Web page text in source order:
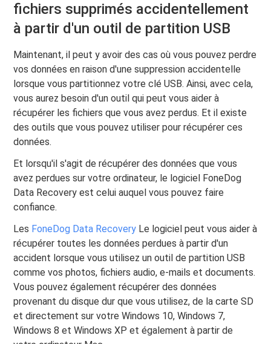
fichiers supprimés accidentellement
à partir d'un outil de partition USB
Maintenant, il peut y avoir des cas où vous pouvez perdre
vos données en raison d'une suppression accidentelle
lorsque vous partitionnez votre clé USB. Ainsi, avec cela,
vous aurez besoin d'un outil qui peut vous aider à
récupérer les fichiers que vous avez perdus. Et il existe
des outils que vous pouvez utiliser pour récupérer ces
données.
Et lorsqu'il s'agit de récupérer des données que vous
avez perdues sur votre ordinateur, le logiciel FoneDog
Data Recovery est celui auquel vous pouvez faire
confiance.
Les FoneDog Data Recovery Le logiciel peut vous aider à
récupérer toutes les données perdues à partir d'un
accident lorsque vous utilisez un outil de partition USB
comme vos photos, fichiers audio, e-mails et documents.
Vous pouvez également récupérer des données
provenant du disque dur que vous utilisez, de la carte SD
et directement sur votre Windows 10, Windows 7,
Windows 8 et Windows XP et également à partir de